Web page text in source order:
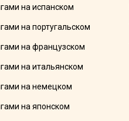
на испанском
на португальском
на французском
на итальянском
на немецком
на японском